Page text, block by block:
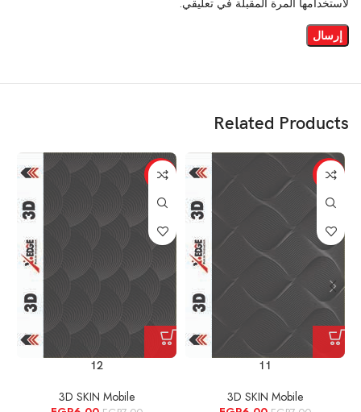
لاستخدامها المرة المقبلة في تعليقي.
Related Products
-14%
11
3D SKIN Mobile
-14%
12
3D SKIN Mobile